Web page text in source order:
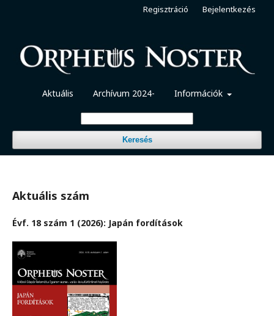
Aktuális Archívum 2024- Információk
Keresés
Regisztráció Bejelentkezés
Aktuális szám
Évf. 18 szám 1 (2026): Japán fordítások